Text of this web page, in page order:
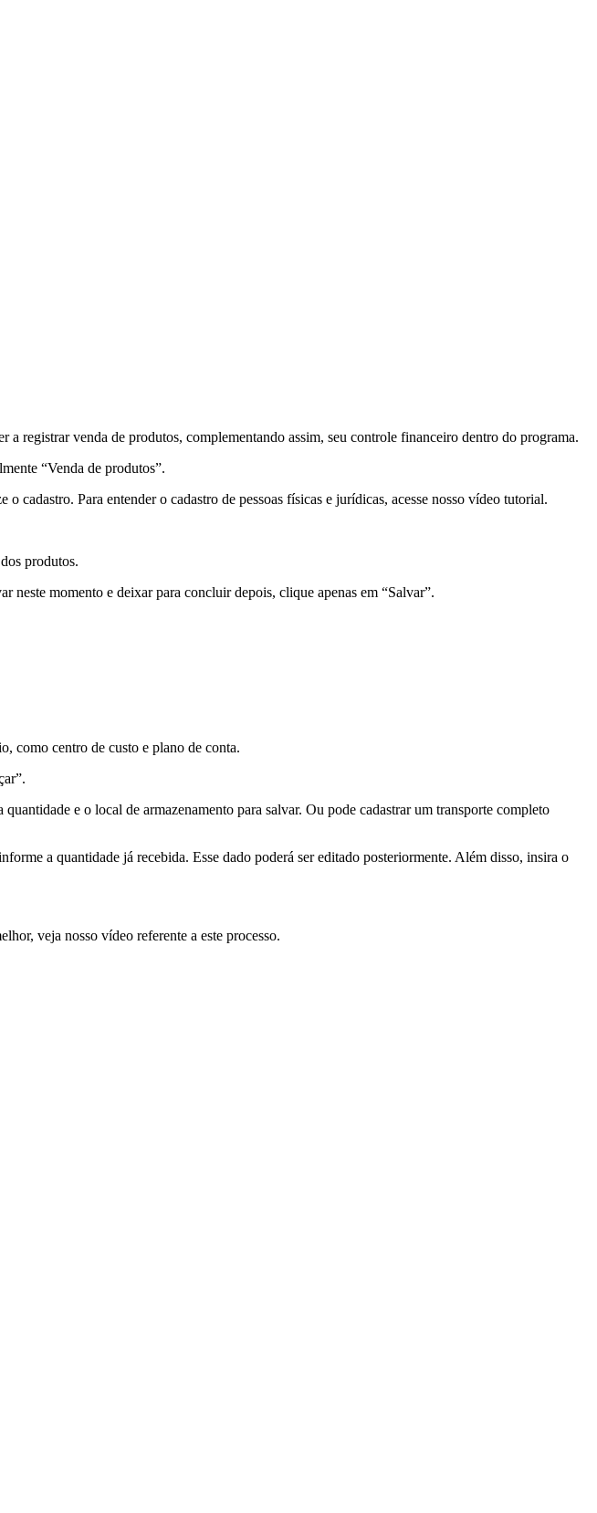
registrar venda de produtos, complementando assim, seu controle financeiro dentro do programa.
“Venda de produtos”.
cadastro. Para entender o cadastro de pessoas físicas e jurídicas, acesse nosso vídeo tutorial.
produtos.
neste momento e deixar para concluir depois, clique apenas em “Salvar”.
como centro de custo e plano de conta.
e o local de armazenamento para salvar. Ou pode cadastrar um transporte completo
a quantidade já recebida. Esse dado poderá ser editado posteriormente. Além disso, insira o
veja nosso vídeo referente a este processo.